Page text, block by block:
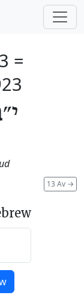
=
13 Av →